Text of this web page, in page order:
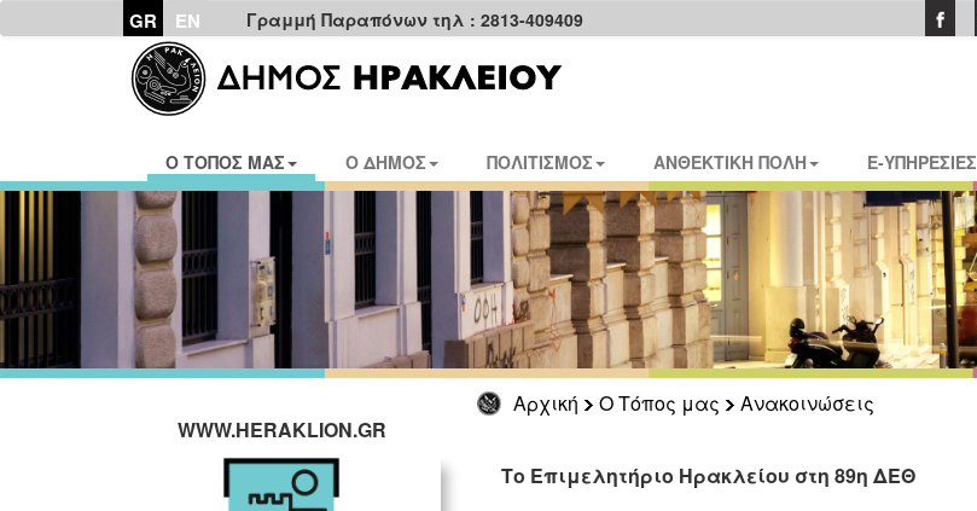
GR EN Γραμμή Παραπόνων τηλ : 2813-409409
Ο ΤΟΠΟΣ ΜΑΣ Ο ΔΗΜΟΣ ΠΟΛΙΤΙΣΜΟΣ ΑΝΘΕΚΤΙΚΗ ΠΟΛΗ E-ΥΠΗΡΕΣΙΕΣ
Αρχική Ο Τόπος μας
Ανακοινώσεις
WWW.HERAKLION.GR
Το Επιμελητήριο Ηρακλείου στη 89η ΔΕΘ